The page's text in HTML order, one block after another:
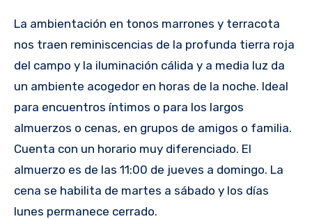
La ambientación en tonos marrones y terracota
nos traen reminiscencias de la profunda tierra roja
del campo y la iluminación cálida y a media luz da
un ambiente acogedor en horas de la noche. Ideal
para encuentros íntimos o para los largos
almuerzos o cenas, en grupos de amigos o familia.
Cuenta con un horario muy diferenciado. El
almuerzo es de las 11:00 de jueves a domingo. La
cena se habilita de martes a sábado y los días
lunes permanece cerrado.